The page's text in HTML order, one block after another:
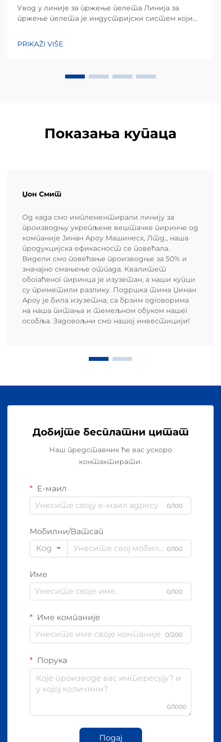
Увод у линије за пржење пелета Линија за
пржење пелета је индустријски систем који
хрскаве, пуфене грицкање кроз континуирано
екструзију и пржење. За разлику од
PRIKAŽI VIŠE
Показања купаца
Џон Смит
Од када смо имплементирали линију за
производњу укрепљене вештачке пиринче од
компаније Јинан Ароу Машинесх, Лтд., наша
продукцијска ефикасност се повећала.
Видели смо повећање производње за 50% и
значајно смањење отпада. Квалитет
обогаћеног пиринца је изузетан, а наши купци
су приметили разлику. Подршка тима Џинан
Ароу је била изузетна, са брзим одговорима
на наша питања и темељном обуком нашег
особља. Задовољни смо нашој инвестицији!
Добијте бесплатни цитат
Наш представник ће вас ускоро
контактирати.
Е-маил
0/100
Мобилни/Ватсап
Код
0/100
Име
0/100
Име компаније
0/200
Порука
0/1000
Подај